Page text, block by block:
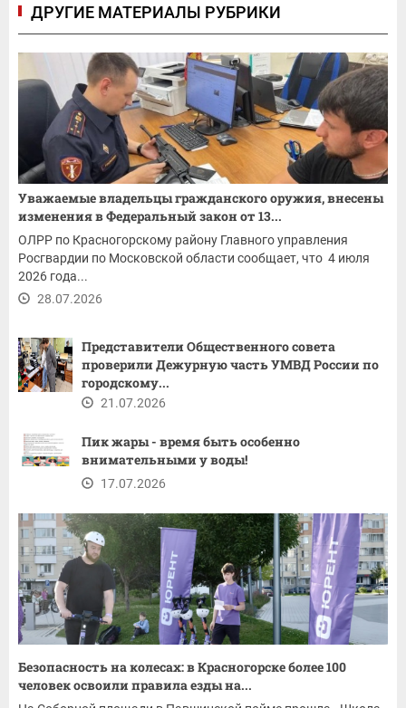
ДРУГИЕ МАТЕРИАЛЫ РУБРИКИ
Уважаемые владельцы гражданского оружия, внесены
изменения в Федеральный закон от 13...
ОЛРР по Красногорскому району Главного управления
Росгвардии по Московской области сообщает, что 4 июля
2026 года...
28.07.2026
Представители Общественного совета
проверили Дежурную часть УМВД России по
городскому...
21.07.2026
Пик жары - время быть особенно
внимательными у воды!
17.07.2026
Безопасность на колесах: в Красногорске более 100
человек освоили правила езды на...